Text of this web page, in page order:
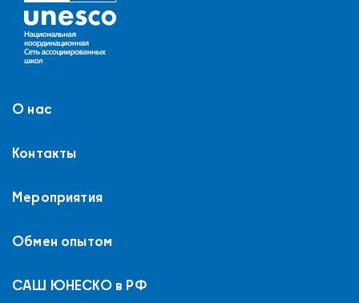
О нас
Контакты
Мероприятия
Обмен опытом
САШ ЮНЕСКО в РФ